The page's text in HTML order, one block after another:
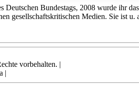
Bundestags, 2008 wurde ihr
gesellschaftskritischen Medien. Sie ist
vorbehalten. |
|